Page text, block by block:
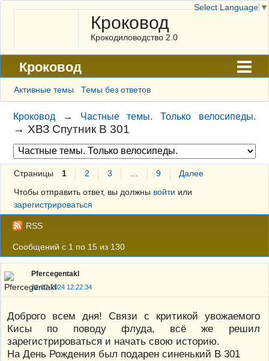
Кроковод
Крокодиловодство 2.0
Кроковод
Форум
Архив
ГАЛЕРЕЯ
Правила
Поиск
Регистрация
Вход
Активные темы Темы без ответов
Кроковод → Частные темы. Только велосипеды.
→ ХВЗ Спутник В 301
Страницы 1 2 3 9
Далее
Чтобы отправить ответ, вы должны войти или
зарегистрироваться
RSS
Сообщений с 1 по 15 из 130
Pfercegentakl
22-07-2024 12:22:34
Доброго всем дня! Связи с критикой увожаемого
Кисы по поводу флуда, всё же решил
зарегистрироваться и начать свою историю.
На День Рождения был подарен синенький В 301
Select Language ▼